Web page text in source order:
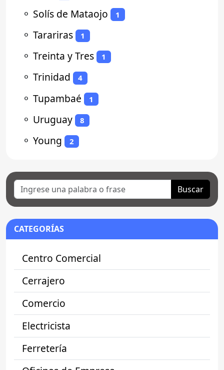
⚬ Solís de Mataojo 1
⚬ Tarariras 1
⚬ Treinta y Tres 1
⚬ Trinidad 4
⚬ Tupambaé 1
⚬ Uruguay 8
⚬ Young 2
Buscar
CATEGORÍAS
Centro Comercial
Cerrajero
Comercio
Electricista
Ferretería